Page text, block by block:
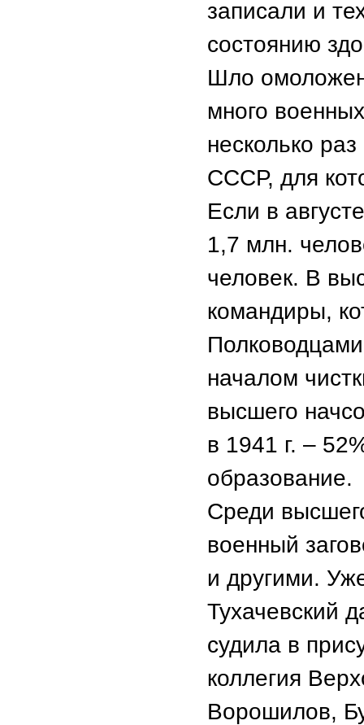
записали и
состоянию
Шло
много
несколько
СССР, для
Если в
1,7 млн.
человек. В
командиры,
началом
высшего
в 1941 г. –
образование.
Среди
военный
и другими.
Тухачевский
судила в
коллегия
Ворошилов,